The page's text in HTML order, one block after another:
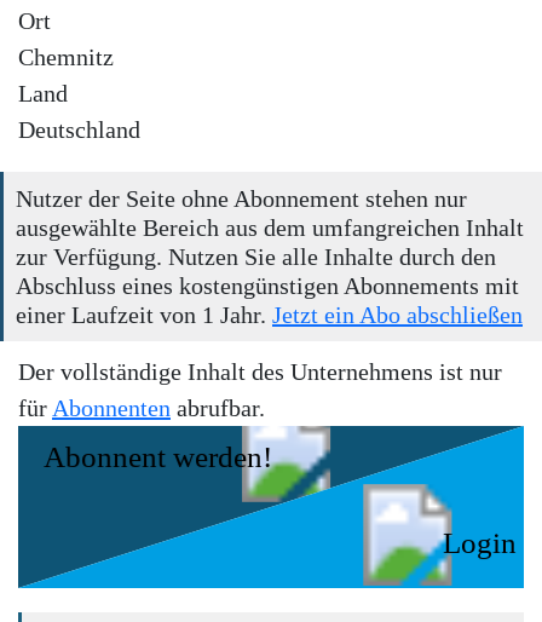
Ort
Chemnitz
Land
Deutschland
Nutzer der Seite ohne Abonnement stehen nur
ausgewählte Bereich aus dem umfangreichen Inhalt
zur Verfügung. Nutzen Sie alle Inhalte durch den
Abschluss eines kostengünstigen Abonnements mit
einer Laufzeit von 1 Jahr. Jetzt ein Abo abschließen
Der vollständige Inhalt des Unternehmens ist nur
für Abonnenten abrufbar.
Abonnent werden!
Login